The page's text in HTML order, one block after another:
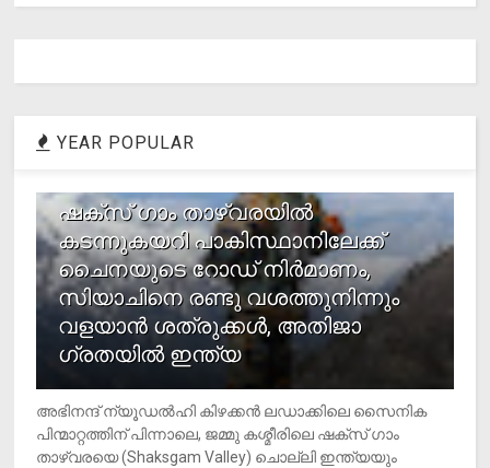
YEAR POPULAR
ഷക്സ് ​ഗാം താഴ്‌വരയിൽ
കടന്നുകയറി പാകിസ്ഥാനിലേക്ക്
ചൈനയുടെ റോഡ് നിർമാണം,
സിയാചിനെ രണ്ടു വശത്തുനിന്നും
വളയാൻ ശത്രുക്കൾ, അതിജാ​
ഗ്രതയിൽ ഇന്ത്യ
അഭിനന്ദ് ന്യൂഡൽഹി കിഴക്കൻ ലഡാക്കിലെ സൈനിക
പിന്മാറ്റത്തിന് പിന്നാലെ, ജമ്മു കശ്മീരിലെ ഷക്സ് ​ഗാം
താഴ്‌വരയെ (Shaksgam Valley) ചൊല്ലി ഇന്ത്യയും